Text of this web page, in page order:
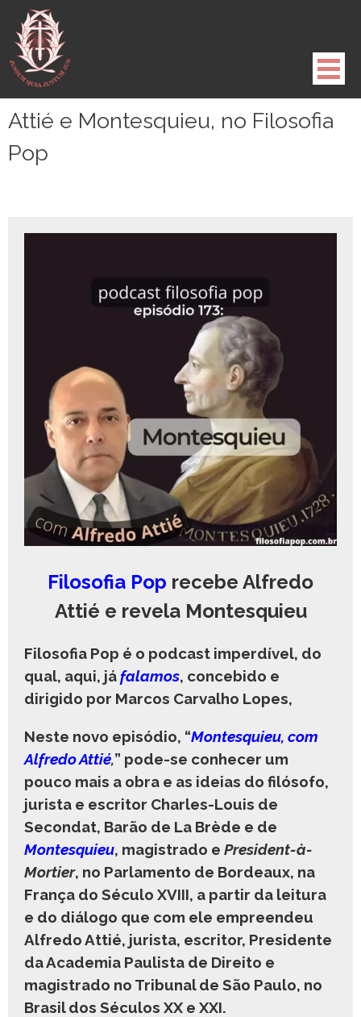
para
conteúdo
Attié e Montesquieu, no Filosofia
Pop
Filosofia Pop recebe Alfredo
Attié e revela Montesquieu
Filosofia Pop é o podcast imperdível, do
qual, aqui, jáfalamos, concebido e
dirigido por Marcos Carvalho Lopes,
Neste novo episódio, “Montesquieu, com
Alfredo Attié,” pode-se conhecer um
pouco mais a obra e as ideias do filósofo,
jurista e escritor Charles-Louis de
Secondat, Barão de La Brède e de
Montesquieu, magistrado e President-à-
Mortier, no Parlamento de Bordeaux, na
França do Século XVIII, a partir da leitura
e do diálogo que com ele empreendeu
Alfredo Attié, jurista, escritor, Presidente
da Academia Paulista de Direito e
magistrado no Tribunal de São Paulo, no
Brasil dos Séculos XX e XXI.